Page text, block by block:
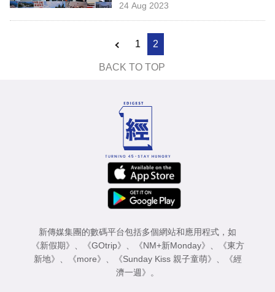
生
24 Aug 2023
1 2
BACK TO TOP
新傳媒集團的數碼平台包括多個網站和應用程式，如
《新假期》 、 《GOtrip》 、 《NM+新Monday》 、
《東方
新地》 、 《more》 、 《Sunday Kiss 親子童萌》 、
《經
濟一週》 。